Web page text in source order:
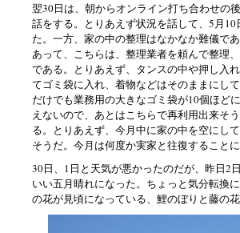
翌30日は、朝からオンライン打ち合わせの
話をする。とりあえず状況を話して、5月
た。一方、家の中の整理はなかなか難儀で
あって、こちらは、整理業者を頼んで整理
である。とりあえず、タンスの中や押し入
てゴミ袋に入れ、着物などはそのままにし
だけでも業務用の大きなゴミ袋が10個ほど
えないので、あとはこちらで再利用出来そ
る。とりあえず、今月中に家の中を空にし
そうだ。今月は何度か実家と往復することに
30日、1日と天気が悪かったのだが、昨日2
いい五月晴れになった。ちょっと気分転換
の花が見頃になっている、鯉のぼりと藤の